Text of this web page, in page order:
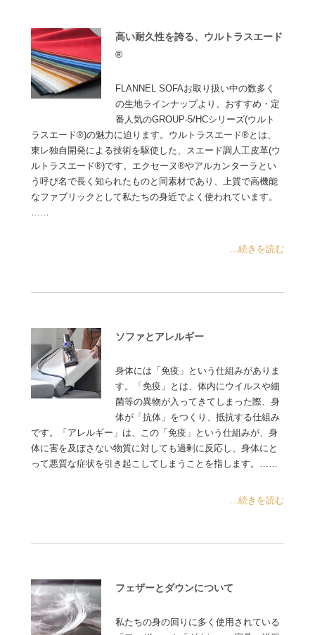
高い耐久性を誇る、ウルトラスエード
®
FLANNEL SOFAお取り扱い中の数多く
の生地ラインナップより、おすすめ・定
番人気のGROUP-5/HCシリーズ(ウルト
ラスエード®)の魅力に迫ります。ウルトラスエード®とは、
東レ独自開発による技術を駆使した、スエード調人工皮革(ウ
ルトラスエード®)です。エクセーヌ®やアルカンターラとい
う呼び名で長く知られたものと同素材であり、上質で高機能
なファブリックとして私たちの身近でよく使われています。
……
...続きを読む
ソファとアレルギー
身体には「免疫」という仕組みがありま
す。「免疫」とは、体内にウイルスや細
菌等の異物が入ってきてしまった際、身
体が「抗体」をつくり、抵抗する仕組み
です。「アレルギー」は、この「免疫」という仕組みが、身
体に害を及ぼさない物質に対しても過剰に反応し、身体にと
って悪質な症状を引き起こしてしまうことを指します。……
...続きを読む
フェザーとダウンについて
私たちの身の回りに多く使用されている